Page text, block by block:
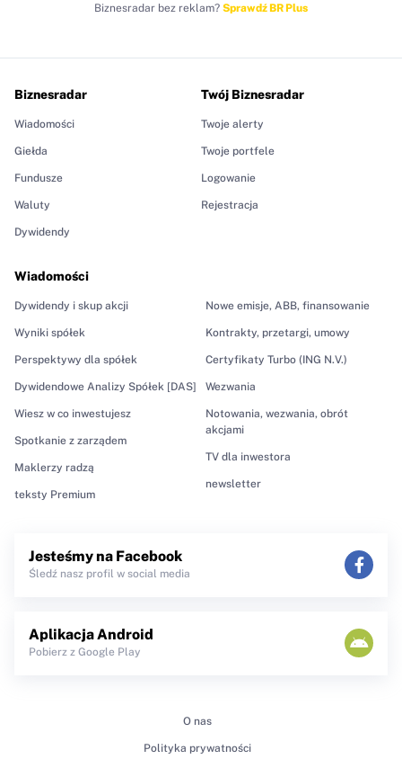
Biznesradar bez reklam? Sprawdź BR Plus
Biznesradar
Wiadomości
Giełda
Fundusze
Waluty
Dywidendy
Wiadomości
Dywidendy i skup akcji
Wyniki spółek
Perspektywy dla spółek
Dywidendowe Analizy Spółek [DAS]
Wiesz w co inwestujesz
Spotkanie z zarządem
Maklerzy radzą
teksty Premium
Nowe emisje, ABB, finansowanie
Kontrakty, przetargi, umowy
Certyfikaty Turbo (ING N.V.)
Wezwania
Notowania, wezwania, obrót
akcjami
TV dla inwestora
newsletter
Twój Biznesradar
Twoje alerty
Twoje portfele
Logowanie
Rejestracja
Jesteśmy na Facebook
Śledź nasz profil w social media
Aplikacja Android
Pobierz z Google Play
O nas
Polityka prywatności